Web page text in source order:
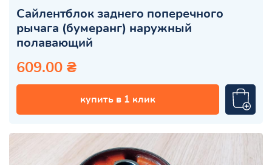
Сайлентблок заднего поперечного
рычага (бумеранг) наружный
полавающий
609.00 ₴
купить в 1 клик